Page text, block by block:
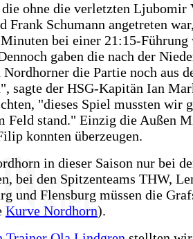
ohne die verletzten Ljubomir
Frank Schumann angetreten
bei einer 21:15-Führung
gaben die nach der
die Partie noch aus
sagte der HSG-Kapitän Ian
"dieses Spiel mussten wir
Feld stand." Einzig die Außen
konnten überzeugen.
in dieser Saison nur bei
bei den Spitzenteams THW,
und Flensburg müssen die
Kurve Nordhorn).